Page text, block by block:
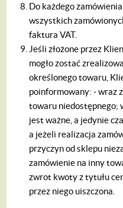
Do każdego
wszystkich
faktura VAT.
Jeśli złożone przez
mogło zostać
określonego towaru,
poinformowany: - wraz
towaru niedostępnego;
jest ważne, a jedynie
a jeżeli realizacja
przyczyn od sklepu
zamówienie na inny
zwrot kwoty z tytułu
przez niego uiszczona.